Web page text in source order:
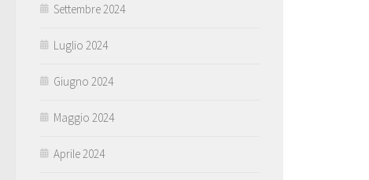
Settembre 2024
Luglio 2024
Giugno 2024
Maggio 2024
Aprile 2024